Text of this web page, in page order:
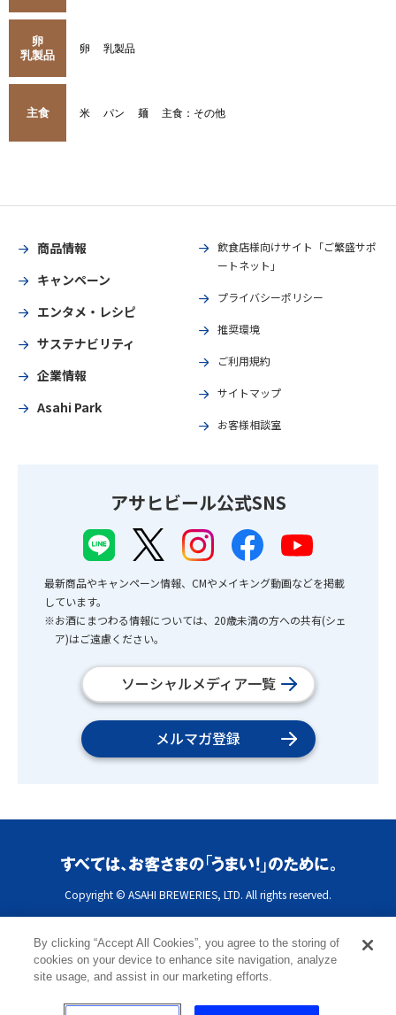
卵
乳製品
卵 乳製品
主食 米 パン 麺 主食：その他
商品情報
キャンペーン
エンタメ・レシピ
サステナビリティ
企業情報
Asahi Park
飲食店様向けサイト「ご繁盛サポ
ートネット」
プライバシーポリシー
推奨環境
ご利用規約
サイトマップ
お客様相談室
アサヒビール公式SNS
最新商品やキャンペーン情報、CMやメイキング動画などを掲載
しています。
※お酒にまつわる情報については、20歳未満の方への共有(シェ
ア)はご遠慮ください。
ソーシャルメディア一覧
メルマガ登録
Copyright © ASAHI BREWERIES, LTD. All rights reserved.
By clicking “Accept All Cookies”, you agree to the storing of
cookies on your device to enhance site navigation, analyze
site usage, and assist in our marketing efforts.